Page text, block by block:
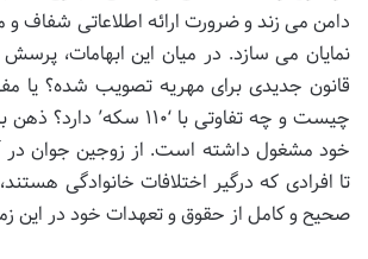
دامن می زند و ضرورت ارائه اطلاعاتی شفاف
نمایان می سازد. در میان این ابهامات، پرسش
چیست و چه تفاوتی با ‘۱۱۰
خود مشغول داشته است. از زوجین جوان در
تا افرادی که درگیر اختلافات خانوادگی
صحیح و کامل از حقوق و تعهدات خود در این